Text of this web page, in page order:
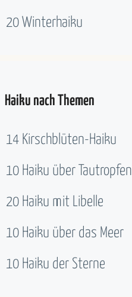
20 Winterhaiku
Haiku nach Themen
14 Kirschblüten-Haiku
10 Haiku über Tautropfen
20 Haiku mit Libelle
10 Haiku über das Meer
10 Haiku der Sterne